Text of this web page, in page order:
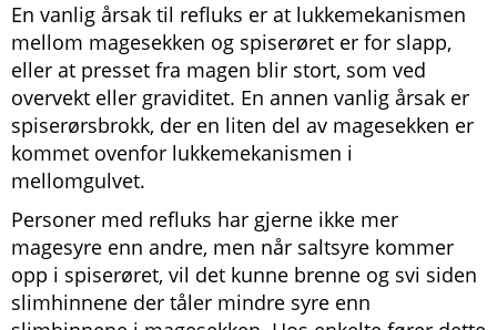
En vanlig årsak til refluks er at lukkemekanismen
mellom magesekken og spiserøret er for slapp,
eller at presset fra magen blir stort, som ved
overvekt eller graviditet. En annen vanlig årsak er
spiserørsbrokk, der en liten del av magesekken er
kommet ovenfor lukkemekanismen i
mellomgulvet.
Personer med refluks har gjerne ikke mer
magesyre enn andre, men når saltsyre kommer
opp i spiserøret, vil det kunne brenne og svi siden
slimhinnene der tåler mindre syre enn